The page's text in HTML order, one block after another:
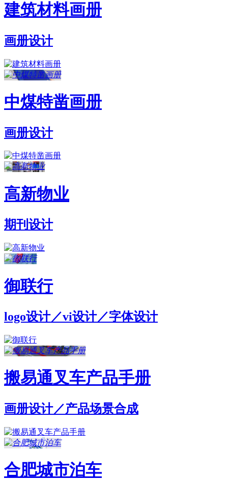
建筑材料画册
画册设计
中煤特凿画册
画册设计
高新物业
期刊设计
御联行
logo设计／vi设计／字体设计
搬易通叉车产品手册
画册设计／产品场景合成
合肥城市泊车